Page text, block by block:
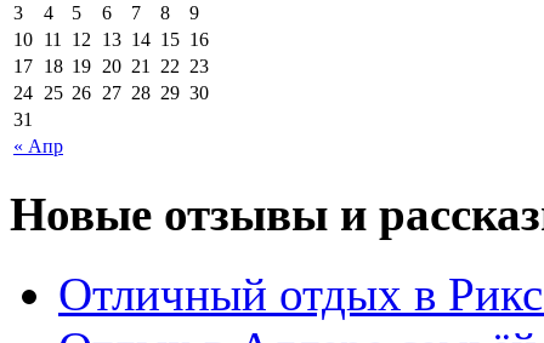
« Апр
3
4 5 6 7 8
9
10 11 12 13 14 15 16
17 18 19 20 21 22 23
24 25 26 27 28 29 30
31
Новые отзывы и
Отличный отдых в